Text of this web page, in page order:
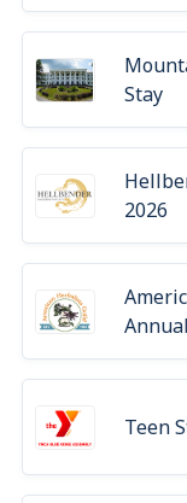
Stay
2026
Teen